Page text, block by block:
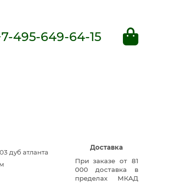
495-649-64-15
дуб атланта
Доставка
При заказе от 81
000 доставка в
пределах МКАД